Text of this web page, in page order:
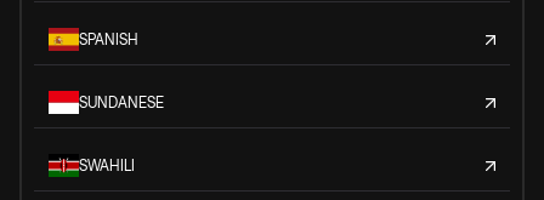
SPANISH
SUNDANESE
SWAHILI